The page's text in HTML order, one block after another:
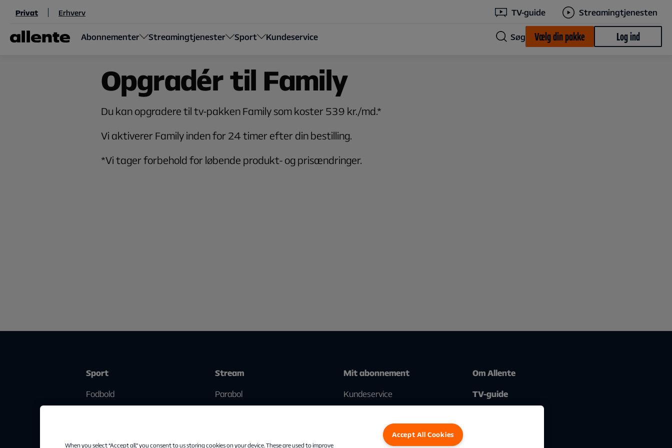
Til hovedindhold
Privat Erhverv TV-guide Streamingtjenesten
Abonnementer Streamingtjenester Sport Kundeservice Søg Vælg din pakke Log ind
Opgradér til Family
Du kan opgradere til tv-pakken Family som koster 539 kr./md.*
Vi aktiverer Family inden for 24 timer efter din bestilling.
*Vi tager forbehold for løbende produkt- og prisændringer.
Sport
Fodbold
Stream
Parabol
Mit abonnement
Kundeservice
Om Allente
TV-guide
When you select “Accept all,” you consent to us storing cookies on your device. These are used to improve
Accept All Cookies